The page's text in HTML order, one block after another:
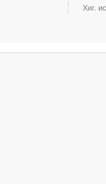
Хиг.